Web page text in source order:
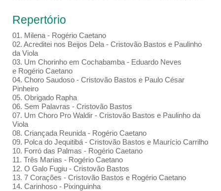
Repertório
01. Milena - Rogério Caetano
02. Acreditei nos Beijos Dela - Cristovão Bastos e Paulinho
da Viola
03. Um Chorinho em Cochabamba - Eduardo Neves
e Rogério Caetano
04. Choro Saudoso - Cristovão Bastos e Paulo César
Pinheiro
05. Obrigado Rapha
06. Sem Palavras - Cristovão Bastos
07. Um Choro Pro Waldir - Cristovão Bastos e Paulinho da
Viola
08. Criançada Reunida - Rogério Caetano
09. Polca do Jequitibá - Cristovão Bastos e Maurício Carrilho
10. Forró das Palmas - Rogério Caetano
11. Três Marias - Rogério Caetano
12. O Galo Fugiu - Cristovão Bastos
13. 7 Corações - Cristovão Bastos e Rogério Caetano
14. Carinhoso - Pixinguinha